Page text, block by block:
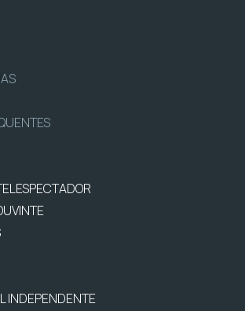
INDEPENDENTE